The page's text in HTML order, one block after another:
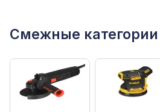
Смежные категории